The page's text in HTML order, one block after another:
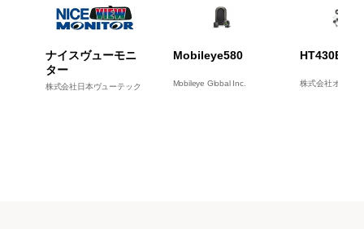
ナイスヴューモニ
ター
株式会社日本ヴューテック
Mobileye580
Mobileye Global Inc.
HT430BLE
株式会社オレン